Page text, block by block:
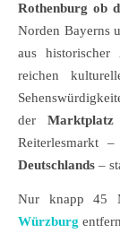
Rothenburg ob
Norden Bayerns
aus historischer
reichen
der
Reiterlesmarkt
Deutschlands –
Nur knapp 45
Würzburg